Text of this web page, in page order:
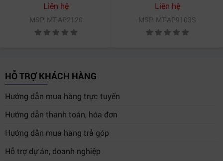
Trung tâm dữ liệu và hệ thống máy chủ
Máy ATM, máy giao dịch tài chính
Thiết bị y tế và phòng xét nghiệm
Liên hệ
MSP: MT-AP2120
Liên hệ
MSP: MT-AP9103S
HỖ TRỢ KHÁCH HÀNG
Hướng dẫn mua hàng trực tuyến
Hướng dẫn thanh toán, hóa đơn
Hướng dẫn mua hàng trả góp
Hỗ trợ dự án, doanh nghiệp